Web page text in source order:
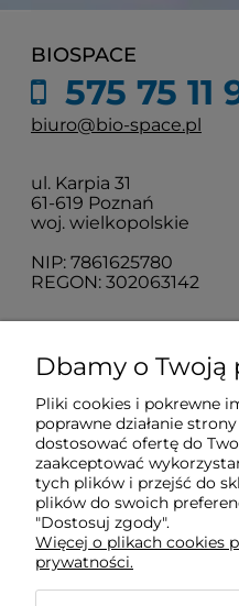
BIOSPACE
575 75 11
biuro@bio-space.pl
ul. Karpia 31
61-619 Poznań
woj. wielkopolskie
NIP: 7861625780
REGON: 302063142
O nas
Obsługa klienta
Pomoc
Moje konto
Dbamy o Twoją
Pliki cookies i pokrewne
poprawne działanie
dostosować ofertę do
zaakceptować
tych plików i przejść do
plików do swoich
"Dostosuj zgody".
Więcej o plikach cookies
prywatności.